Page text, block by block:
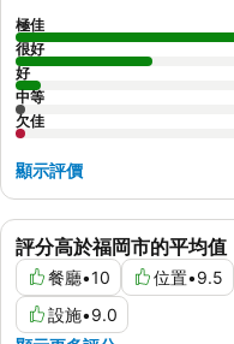
評分高於福岡市的平均值
餐廳•10 位置•9.5
設施•9.0
極佳
很好
好
中等
欠佳
顯示評價